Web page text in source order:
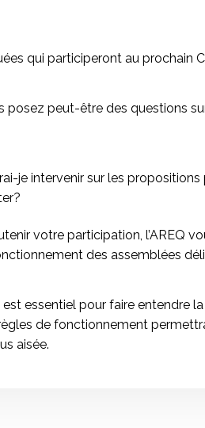
qui participeront au prochain
posez peut-être des questions
je intervenir sur les propositions
votre participation, l’AREQ
des assemblées
essentiel pour faire entendre
de fonctionnement
aisée.